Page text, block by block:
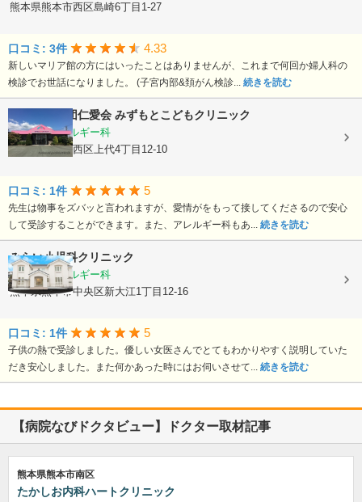
熊本県熊本市西区島崎6丁目1-27
口コミ: 3件 4.33
新しいマリア館の方にはいったことはありませんが、これまで何回か婦人科の
検診でお世話になりました。 (子宮内部&頚がん検診... 続きを読む
医療法人社団仁愛会 みずもとこどもクリニック
小児科, アレルギー科
熊本県熊本市西区上代4丁目12-10
口コミ: 1件 5
先生は物事をズバッと言われますが、愛情がをもって接してくださるので安心
して受診することができます。また、アレルギー科もあ... 続きを読む
みらい小児科クリニック
小児科, アレルギー科
熊本県熊本市中央区新大江1丁目12-16
口コミ: 1件 5
子供の熱で受診しました。優しい女医さんでとてもわかりやすく説明していた
だき安心しました。また何かあった時にはお伺いさせて... 続きを読む
【病院なびドクタビュー】ドクター取材記事
熊本県熊本市南区
たかしお内科ハートクリニック